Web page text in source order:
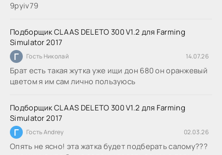
9руіv79
Подборщик CLAAS DELETO 300 V1.2 для Farming
Simulator 2017
Г Гость Николай 14.07.26
Брат есть такая жутка уже ищи дон 680 он оранжевый
цветом я им сам лично пользуюсь
Подборщик CLAAS DELETO 300 V1.2 для Farming
Simulator 2017
Г Гость Andrey 02.03.26
Опять не ясно! эта жатка будет подберать салому???